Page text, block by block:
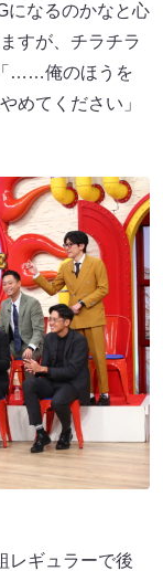
なるのかなと心
すが、チラチラ
……俺のほうを
めてください」
レギュラーで後